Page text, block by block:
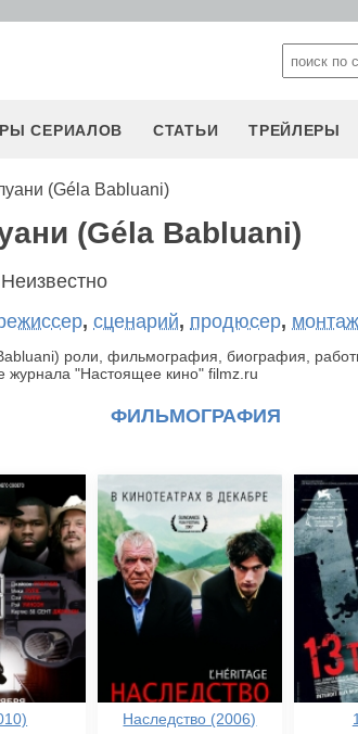
СЕРИАЛОВ СТАТЬИ ТРЕЙЛЕРЫ
(Géla Babluani)
(Géla Babluani)
Неизвестно
, сценарий, продюсер, монтаж
роли, фильмография, биография,
журнала "Настоящее кино" filmz.ru
ФИЛЬМОГРАФИЯ
Наследство (2006)